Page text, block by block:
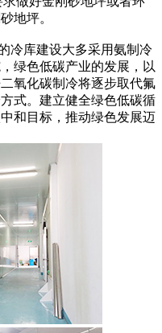
地坪。
库建设大多采用氨制冷
绿色低碳产业的发展，以
氧化碳制冷将逐步取代氟
式。建立健全绿色低碳循
和目标，推动绿色发展迈